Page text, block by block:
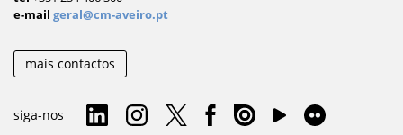
e-mail geral@cm-aveiro.pt
mais contactos
siga-nos